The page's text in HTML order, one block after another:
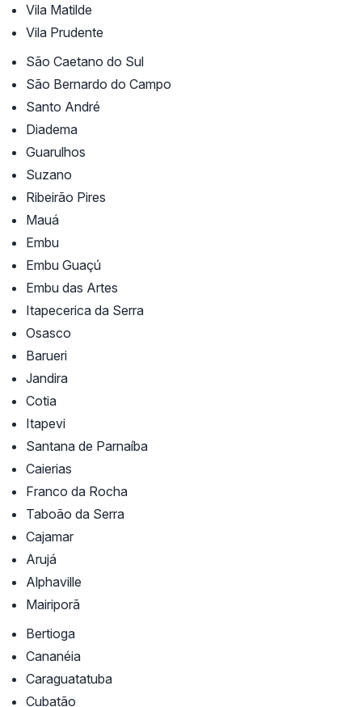
Vila Matilde
Vila Prudente
São Caetano do Sul
São Bernardo do Campo
Santo André
Diadema
Guarulhos
Suzano
Ribeirão Pires
Mauá
Embu
Embu Guaçú
Embu das Artes
Itapecerica da Serra
Osasco
Barueri
Jandira
Cotia
Itapevi
Santana de Parnaíba
Caierias
Franco da Rocha
Taboão da Serra
Cajamar
Arujá
Alphaville
Mairiporã
Bertioga
Cananéia
Caraguatatuba
Cubatão